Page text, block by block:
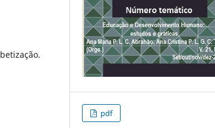
pdf